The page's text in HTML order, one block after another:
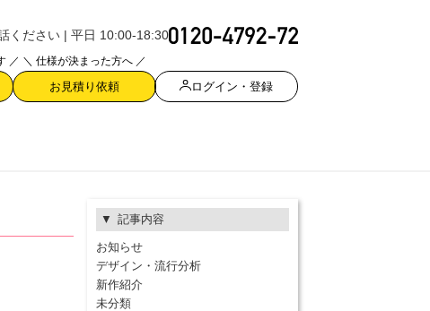
ください | 平日 10:00-18:30
／ ＼ 仕様が決まった方へ ／
お見積り依頼 ログイン・登録
記事内容
お知らせ
デザイン・流行分析
新作紹介
未分類